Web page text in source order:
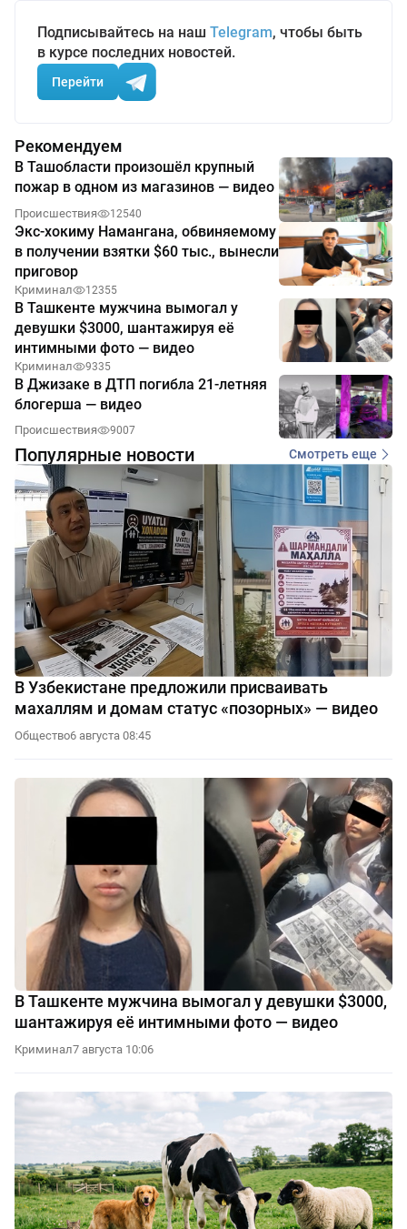
Подписывайтесь на наш Telegram, чтобы быть
в курсе последних новостей.
Перейти
Рекомендуем
В Ташобласти произошёл крупный
пожар в одном из магазинов — видео
Происшествия 12540
Экс-хокиму Намангана, обвиняемому
в получении взятки $60 тыс., вынесли
приговор
Криминал 12355
В Ташкенте мужчина вымогал у
девушки $3000, шантажируя её
интимными фото — видео
Криминал 9335
В Джизаке в ДТП погибла 21-летняя
блогерша — видео
Происшествия 9007
Популярные новости Смотреть еще
В Узбекистане предложили присваивать
махаллям и домам статус «позорных» — видео
Общество6 августа 08:45
В Ташкенте мужчина вымогал у девушки $3000,
шантажируя её интимными фото — видео
Криминал7 августа 10:06